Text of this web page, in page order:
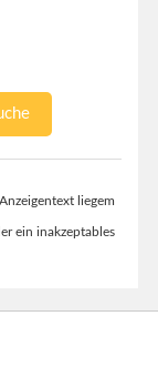
liegem
ein inakzeptables